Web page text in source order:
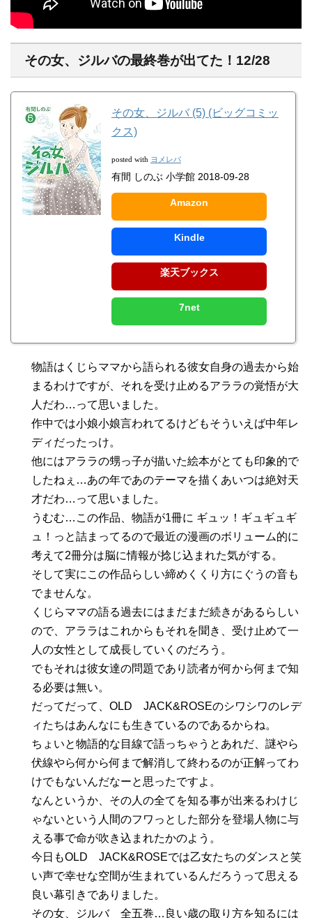
その女、ジルバの最終巻が出てた！12/28
その女、ジルバ (5) (ビッグコミッ
クス)
posted with ヨメレバ
有間 しのぶ 小学館 2018-09-28
Amazon
Kindle
楽天ブックス
7net
物語はくじらママから語られる彼女自身の過去から始
まるわけですが、それを受け止めるアララの覚悟が大
人だわ…って思いました。
作中では小娘小娘言われてるけどもそういえば中年レ
ディだったっけ。
他にはアララの甥っ子が描いた絵本がとても印象的で
したねぇ…あの年であのテーマを描くあいつは絶対天
才だわ…って思いました。
うむむ…この作品、物語が1冊に ギュッ！ギュギュギ
ュ！っと詰まってるので最近の漫画のボリューム的に
考えて2冊分は脳に情報が捻じ込まれた気がする。
そして実にこの作品らしい締めくくり方にぐうの音も
でませんな。
くじらママの語る過去にはまだまだ続きがあるらしい
ので、アララはこれからもそれを聞き、受け止めて一
人の女性として成長していくのだろう。
でもそれは彼女達の問題であり読者が何から何まで知
る必要は無い。
だってだって、OLD JACK&ROSEのシワシワのレデ
ィたちはあんなにも生きているのであるからね。
ちょいと物語的な目線で語っちゃうとあれだ、謎やら
伏線やら何から何まで解消して終わるのが正解ってわ
けでもないんだなーと思ったですよ。
なんというか、その人の全てを知る事が出来るわけじ
ゃないという人間のフワっとした部分を登場人物に与
える事で命が吹き込まれたかのよう。
今日もOLD JACK&ROSEでは乙女たちのダンスと笑
い声で幸せな空間が生まれているんだろうって思える
良い幕引きでありました。
その女、ジルバ 全五巻…良い歳の取り方を知るには